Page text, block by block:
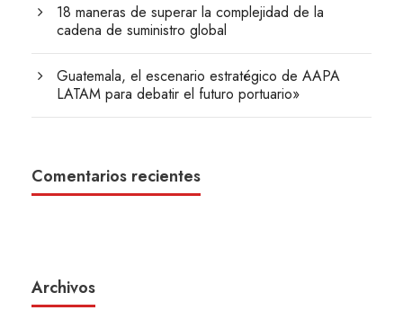
18 maneras de superar la complejidad de la
cadena de suministro global
Guatemala, el escenario estratégico de AAPA
LATAM para debatir el futuro portuario»
Comentarios recientes
Archivos